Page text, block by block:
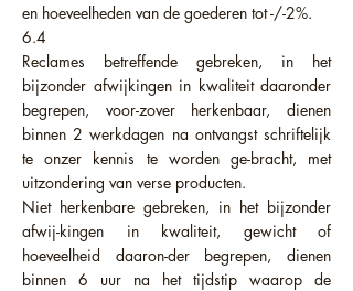
en hoeveelheden van de goederen tot -/-2%.
6.4
Reclames betreffende gebreken, in het
bijzonder afwijkingen in kwaliteit daaronder
begrepen, voor-zover herkenbaar, dienen
binnen 2 werkdagen na ontvangst schriftelijk
te onzer kennis te worden ge-bracht, met
uitzondering van verse producten.
Niet herkenbare gebreken, in het bijzonder
afwij-kingen in kwaliteit, gewicht of
hoeveelheid daaron-der begrepen, dienen
binnen 6 uur na het tijdstip waarop de